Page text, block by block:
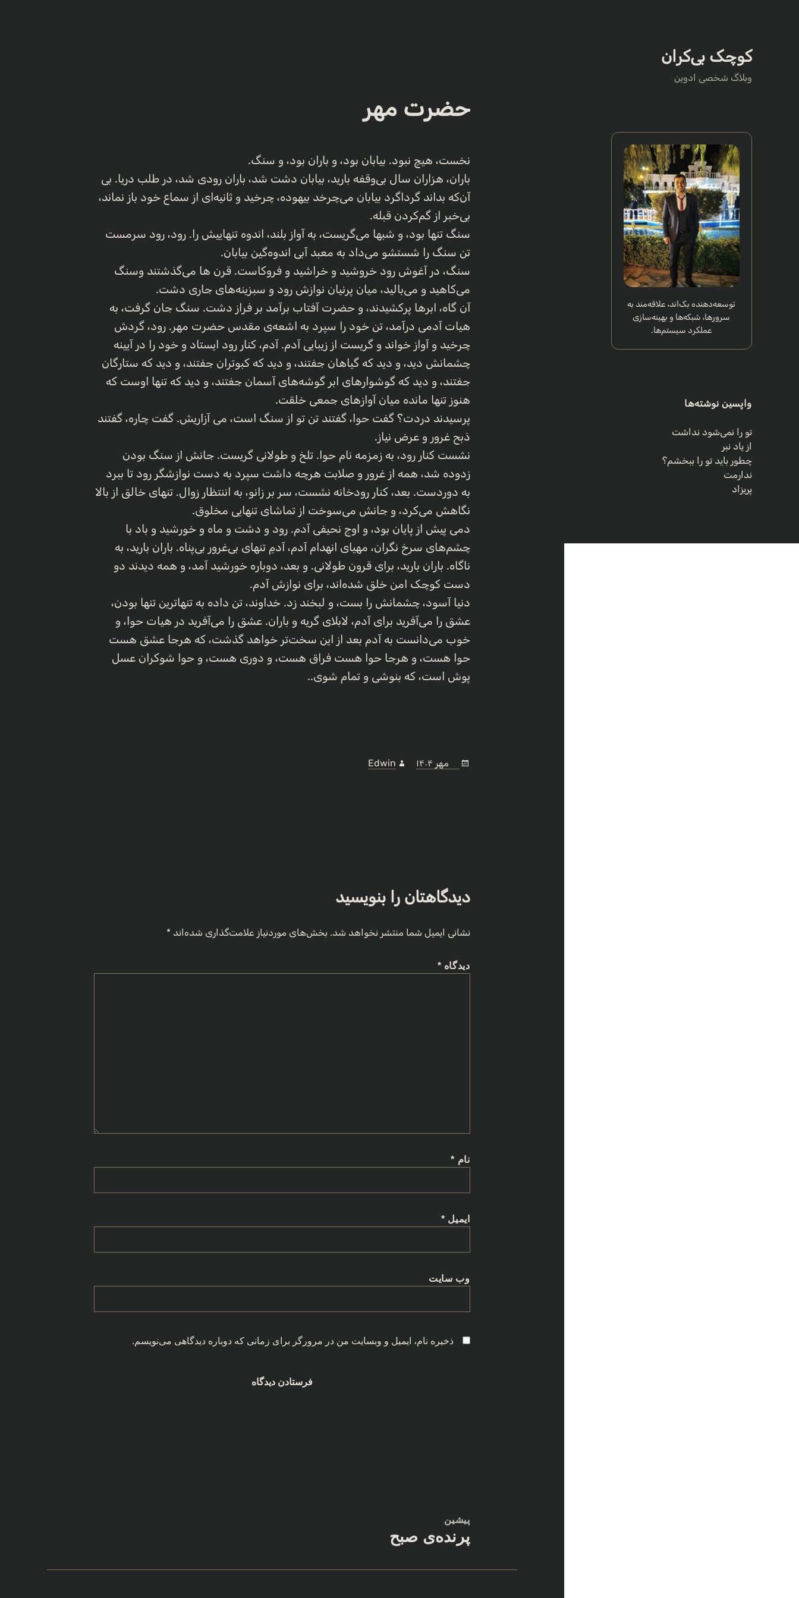
کوچک بی‌کران
وبلاگ شخصی ادوین
توسعه‌دهنده بک‌اند، علاقه‌مند به
سرورها، شبکه‌ها و بهینه‌سازی
عملکرد سیستم‌ها.
واپسین نوشته‌ها
تو را نمی‌شود نداشت
از یاد نبر
چطور باید تو را ببخشم؟
ندارمت
پریزاد
حضرت مهر
نخست، هیچ نبود. بیابان بود، و باران بود، و سنگ.
باران، هزاران سال بی‌وقفه بارید، بیابان دشت شد، باران رودی شد، در طلب دریا. بی
آن‌که بداند گرداگرد بیابان می‌چرخد بیهوده، چرخید و ثانیه‌ای از سماع خود باز نماند،
بی‌خبر از گم‌کردن قبله.
سنگ تنها بود، و شبها می‌گریست، به آواز بلند، اندوه تنهاییش را. رود، رود سرمست
تن سنگ را شستشو می‌داد به معبد آبی اندوه‌گین بیابان.
سنگ، در آغوش رود خروشید و خراشید و فروکاست. قرن ها می‌گذشتند وسنگ
می‌کاهید و می‌بالید، میان پرنیان نوازش رود و سبزینه‌های جاری دشت.
آن گاه، ابرها پرکشیدند، و حضرت آفتاب برآمد بر فراز دشت. سنگ جان گرفت، به
هیات آدمی درآمد، تن خود را سپرد به اشعه‌ی مقدس حضرت مهر. رود، گردش
چرخید و آواز خواند و گریست از زیبایی آدم. آدم، کنار رود ایستاد و خود را در آیینه
چشمانش دید، و دید که گیاهان جفتند، و دید که کبوتران جفتند، و دید که ستارگان
جفتند، و دید که گوشوارهای ابر گوشه‌های آسمان جفتند، و دید که تنها اوست که
هنوز تنها مانده میان آوازهای جمعی خلقت.
پرسیدند دردت؟ گفت حوا، گفتند تن تو از سنگ است، می آزاریش. گفت چاره، گفتند
ذبح غرور و عرض نیاز.
نشست کنار رود، به زمزمه نام حوا. تلخ و طولانی گریست. جانش از سنگ بودن
زدوده شد، همه از غرور و صلابت هرچه داشت سپرد به دست نوازشگر رود تا ببرد
به دوردست. بعد، کنار رودخانه نشست، سر بر زانو، به اننتظار زوال. تنهای خالق از بالا
نگاهش می‌کرد، و جانش می‌سوخت از تماشای تنهایی مخلوق.
دمی پیش از پایان بود، و اوج نحیفی آدم. رود و دشت و ماه و خورشید و باد با
چشم‌های سرخ نگران، مهیای انهدام آدم، آدمِ تنهای بی‌غرور بی‌پناه. باران بارید، به
ناگاه. باران بارید، برای قرون طولانی. و بعد، دوباره خورشید آمد، و همه دیدند دو
دست کوچک امن خلق شده‌اند، برای نوازش آدم.
دنیا آسود، چشمانش را بست، و لبخند زد. خداوند، تن داده به تنهاترین تنها بودن،
عشق را می‌آفرید برای آدم، لابلای گریه و باران. عشق را می‌آفرید در هیات حوا، و
خوب می‌دانست به آدم بعد از این سخت‌تر خواهد گذشت، که هرجا عشق هست
حوا هست، و هرجا حوا هست فراق هست، و دوری هست، و حوا شوکران عسل
پوش است، که بنوشی و تمام شوی..
ارسال
نویسنده
Edwin
دیدگاهتان را بنویسید
نشانی ایمیل شما منتشر نخواهد شد. بخش‌های موردنیاز علامت‌گذاری شده‌اند*
دیدگاه *
نام *
ایمیل *
وب‌ سایت
ذخیره نام، ایمیل و وبسایت من در مرورگر برای زمانی که دوباره دیدگاهی می‌نویسم.
پیشین
نوشته
پرنده‌ی صبح